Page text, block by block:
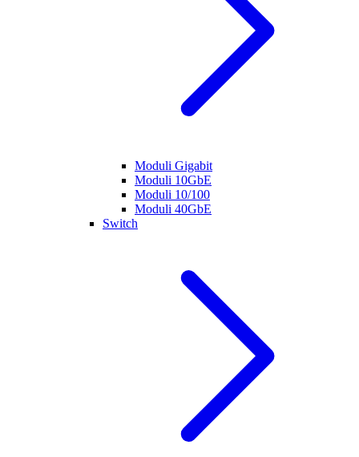
Moduli Gigabit
Moduli 10GbE
Moduli 10/100
Moduli 40GbE
Switch